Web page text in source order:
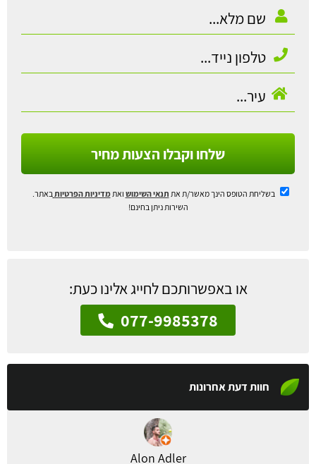
שלחו וקבלו הצעות מחיר
בשליחת הטופס הינך מאשר/ת את תנאי השימוש ואתמדיניות הפרטיותבאתר.
השירות ניתן בחינם!
או באפשרותכם לחייג אלינו כעת:
077-9985378
חוות דעת אחרונות
Alon Adler